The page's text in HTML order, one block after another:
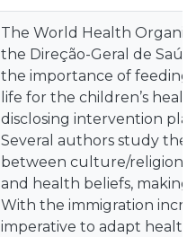
The World Health
the Direção-Geral de
the importance of feeding
life for the children’s
disclosing intervention
Several authors study the
between culture/religion
and health beliefs, making
With the immigration
imperative to adapt